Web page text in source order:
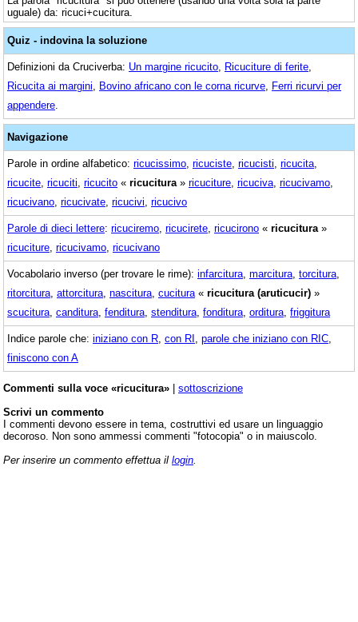
uguale) da: ricuci+cucitura.
Quiz - indovina la soluzione
Definizioni da Cruciverba: Un margine ricucito Ricuciture di ferite
Ricucita ai margini
Bovino africano con le corna ricurve Ferri ricurvi per
appendere
Navigazione
Parole in ordine alfabetico: ricucissimo ricuciste ricucisti ricucita
ricucite ricuciti ricucito « ricucitura » ricuciture ricuciva ricucivamo
ricucivano ricucivate ricucivi ricucivo
Parole di dieci lettere: ricuciremo ricucirete ricucirono « ricucitura »
ricuciture ricucivamo ricucivano
Vocabolario inverso (per trovare le rime): infarcitura marcitura torcitura
ritorcitura attorcitura nascitura cucitura « ricucitura (aruticucir) »
scucitura canditura fenditura stenditura fonditura orditura friggitura
Indice parole che: iniziano con R con RI parole che iniziano con RIC
finiscono con A
Commenti sulla voce «ricucitura» | sottoscrizione
Scrivi un commento
I commenti devono essere in tema, costruttivi ed usare un linguaggio
decoroso. Non sono ammessi commenti "fotocopia" o in maiuscolo.
Per inserire un commento effettua il login